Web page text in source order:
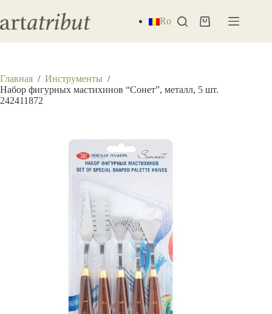
сути
Ro Корзина
Главная / Инструменты /
Набор фигурных мастихинов “Сонет”, металл, 5 шт.
242411872